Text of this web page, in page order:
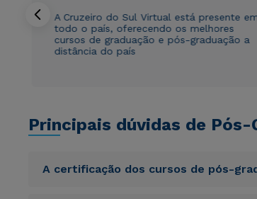
A Cruzeiro do Sul Virtual está presente
todo o país, oferecendo os melhores
cursos de graduação e pós-graduação a
distância do país
Principais dúvidas de Pós-
A certificação dos cursos de pós-